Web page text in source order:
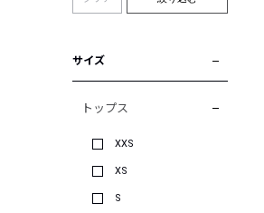
サイズ
トップス
XXS
XS
S